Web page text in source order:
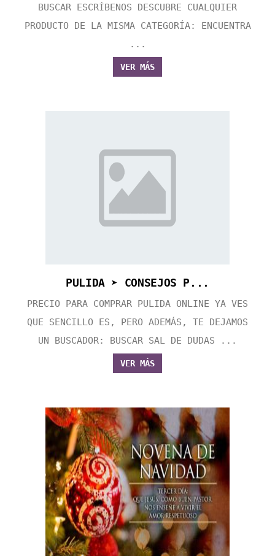
BUSCAR ESCRÍBENOS DESCUBRE CUALQUIER
PRODUCTO DE LA MISMA CATEGORÍA: ENCUENTRA
...
VER MÁS
PULIDA ➤ CONSEJOS P...
PRECIO PARA COMPRAR PULIDA ONLINE YA VES
QUE SENCILLO ES, PERO ADEMÁS, TE DEJAMOS
UN BUSCADOR: BUSCAR SAL DE DUDAS ...
VER MÁS